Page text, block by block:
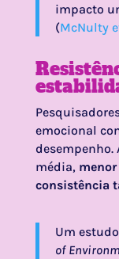
impacto
(McNulty
emocional
média,
consistência
Um
of